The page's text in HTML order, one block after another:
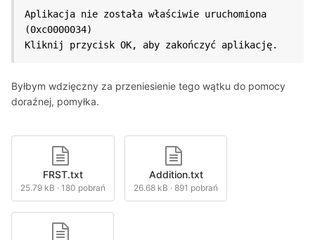
Aplikacja nie została właściwie uruchomiona
(0xc0000034)
Kliknij przycisk OK, aby zakończyć aplikację.
Byłbym wdzięczny za przeniesienie tego wątku do pomocy
doraźnej, pomyłka.
FRST.txt
25.79 kB · 180 pobrań
Addition.txt
26.68 kB · 891 pobrań